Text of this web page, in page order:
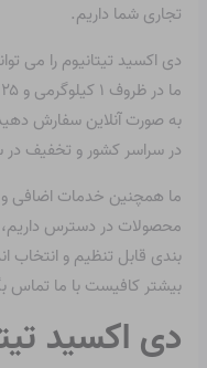
تجاری شما داریم.
دی اکسید تیتانیوم را می
به صورت آنلاین سفارش
در سراسر کشور و تخفیف
ما همچنین خدمات اضافی
محصولات در دسترس
بندی قابل تنظیم و انتخاب
بیشتر کافیست با ما تماس
دی اکسید